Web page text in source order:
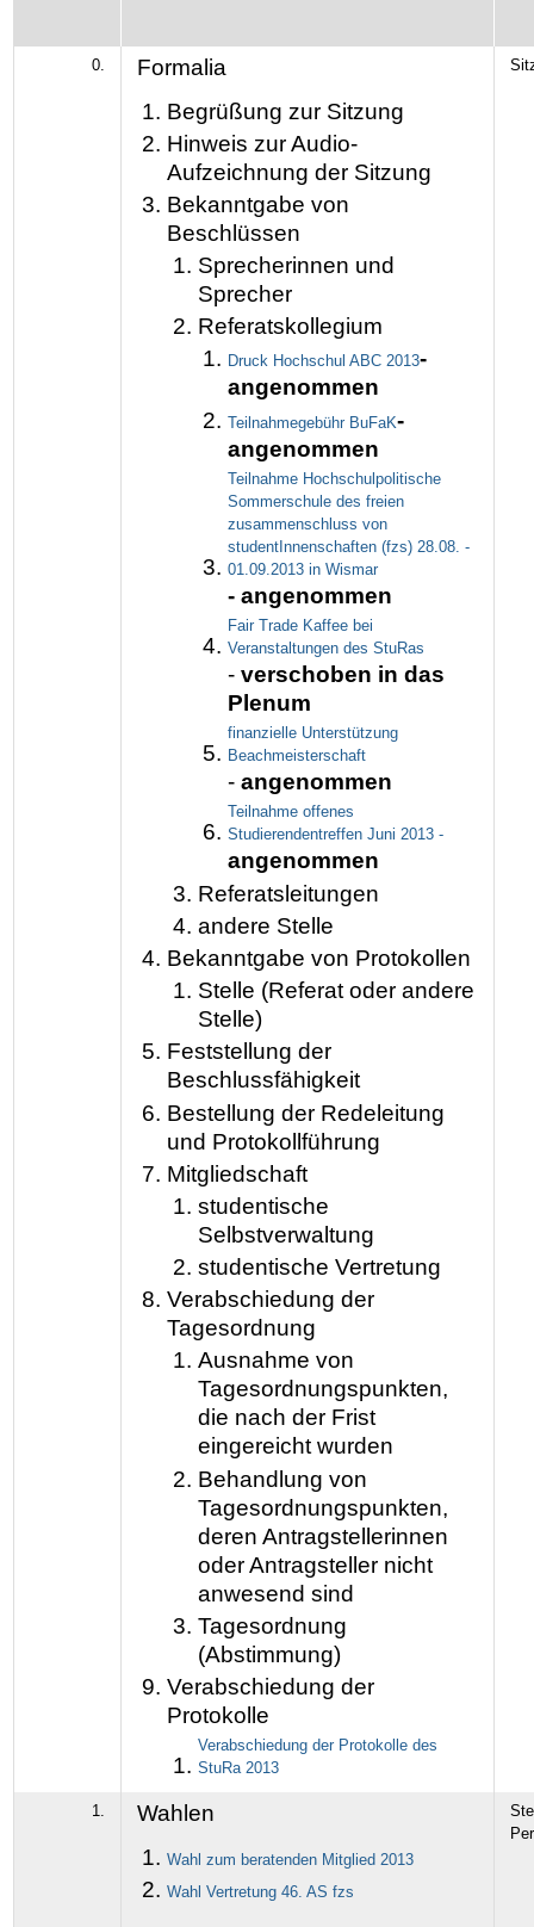
0.
Formalia
Begrüßung zur Sitzung
Hinweis zur Audio-
Aufzeichnung der Sitzung
Bekanntgabe von
Beschlüssen
Sprecherinnen und
Sprecher
Referatskollegium
Druck Hochschul ABC 2013-
angenommen
Teilnahmegebühr BuFaK-
angenommen
Teilnahme Hochschulpolitische
Sommerschule des freien
zusammenschluss von
studentInnenschaften (fzs) 28.08. -
01.09.2013 in Wismar
- angenommen
Fair Trade Kaffee bei
Veranstaltungen des StuRas
- verschoben in das
Plenum
finanzielle Unterstützung
Beachmeisterschaft
- angenommen
Teilnahme offenes
Studierendentreffen Juni 2013 -
angenommen
Referatsleitungen
andere Stelle
Bekanntgabe von Protokollen
Stelle (Referat oder andere
Stelle)
Feststellung der
Beschlussfähigkeit
Bestellung der Redeleitung
und Protokollführung
Mitgliedschaft
studentische
Selbstverwaltung
studentische Vertretung
Verabschiedung der
Tagesordnung
Ausnahme von
Tagesordnungspunkten,
die nach der Frist
eingereicht wurden
Behandlung von
Tagesordnungspunkten,
deren Antragstellerinnen
oder Antragsteller nicht
anwesend sind
Tagesordnung
(Abstimmung)
Verabschiedung der
Protokolle
Verabschiedung der Protokolle des
StuRa 2013
1. Wahlen
Wahl zum beratenden Mitglied 2013
Wahl Vertretung 46. AS fzs